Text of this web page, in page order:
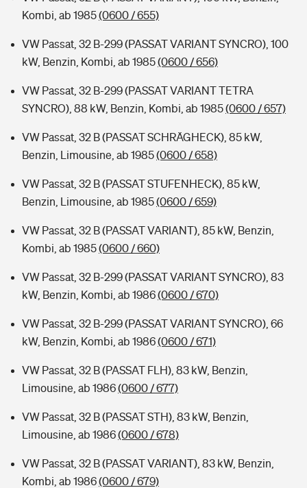
Kombi, ab 1985(0600 / 655)
VW Passat, 32 B-299 (PASSAT VARIANT SYNCRO), 100
kW, Benzin, Kombi, ab 1985(0600 / 656)
VW Passat, 32 B-299 (PASSAT VARIANT TETRA
SYNCRO), 88 kW, Benzin, Kombi, ab 1985(0600 / 657)
VW Passat, 32 B (PASSAT SCHRÄGHECK), 85 kW,
Benzin, Limousine, ab 1985(0600 / 658)
VW Passat, 32 B (PASSAT STUFENHECK), 85 kW,
Benzin, Limousine, ab 1985(0600 / 659)
VW Passat, 32 B (PASSAT VARIANT), 85 kW, Benzin,
Kombi, ab 1985(0600 / 660)
VW Passat, 32 B-299 (PASSAT VARIANT SYNCRO), 83
kW, Benzin, Kombi, ab 1986(0600 / 670)
VW Passat, 32 B-299 (PASSAT VARIANT SYNCRO), 66
kW, Benzin, Kombi, ab 1986(0600 / 671)
VW Passat, 32 B (PASSAT FLH), 83 kW, Benzin,
Limousine, ab 1986(0600 / 677)
VW Passat, 32 B (PASSAT STH), 83 kW, Benzin,
Limousine, ab 1986(0600 / 678)
VW Passat, 32 B (PASSAT VARIANT), 83 kW, Benzin,
Kombi, ab 1986(0600 / 679)